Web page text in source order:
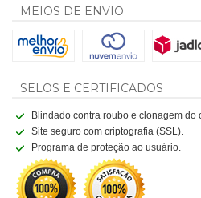
MEIOS DE ENVIO
SELOS E CERTIFICADOS
Blindado contra roubo e clonagem do
Site seguro com criptografia (SSL).
Programa de proteção ao usuário.